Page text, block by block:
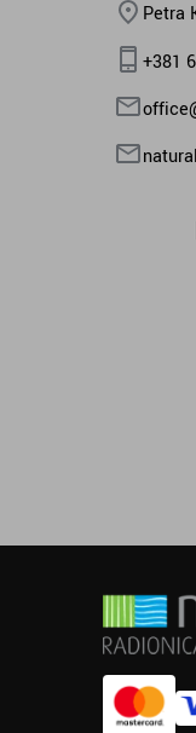
Petra
+381